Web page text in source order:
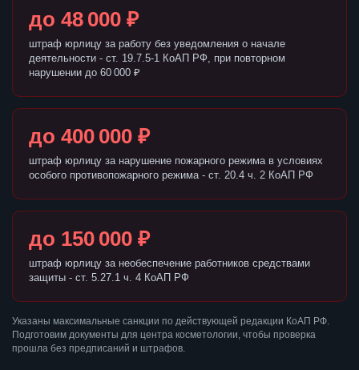
до 48 000 ₽
штраф юрлицу за работу без уведомления о начале
деятельности - ст. 19.7.5-1 КоАП РФ, при повторном
нарушении до 60 000 ₽
до 400 000 ₽
штраф юрлицу за нарушение пожарного режима в условиях
особого противопожарного режима - ст. 20.4 ч. 2 КоАП РФ
до 150 000 ₽
штраф юрлицу за необеспечение работников средствами
защиты - ст. 5.27.1 ч. 4 КоАП РФ
Указаны максимальные санкции по действующей редакции КоАП РФ.
Подготовим документы для центра косметологии, чтобы проверка
прошла без предписаний и штрафов.